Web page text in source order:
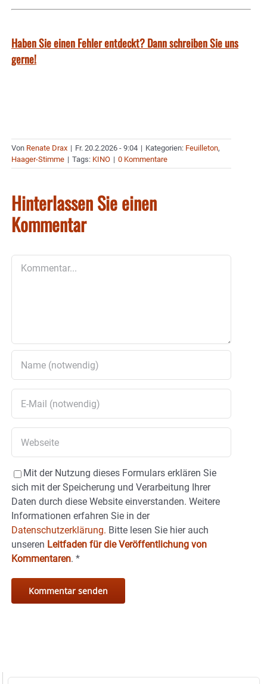
Haben Sie einen Fehler entdeckt? Dann schreiben Sie uns
gerne!
Von Renate Drax | Fr. 20.2.2026 - 9:04 | Kategorien: Feuilleton,
Haager-Stimme | Tags: KINO | 0 Kommentare
Hinterlassen Sie einen
Kommentar
Mit der Nutzung dieses Formulars erklären Sie
sich mit der Speicherung und Verarbeitung Ihrer
Daten durch diese Website einverstanden. Weitere
Informationen erfahren Sie in der
Datenschutzerklärung. Bitte lesen Sie hier auch
unseren Leitfaden für die Veröffentlichung von
Kommentaren. *